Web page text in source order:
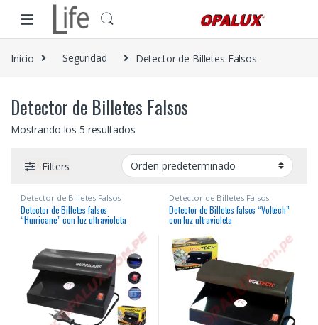
Skip to navigation
Skip to content
Inicio Seguridad Detector de Billetes Falsos
Detector de Billetes Falsos
Mostrando los 5 resultados
Filters
Detector de Billetes Falsos
Detector de Billetes falsos
“Hurricane” con luz ultravioleta
Detector de Billetes Falsos
Detector de Billetes falsos “Voltech”
con luz ultravioleta